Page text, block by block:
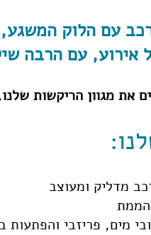
עם הלוק המשגע,
אירוע,עם הרבה
את מגוון הריקשות
מים, פריזבי